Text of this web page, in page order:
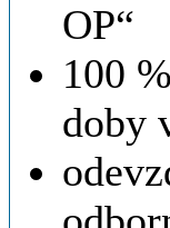
OP“
100
doby